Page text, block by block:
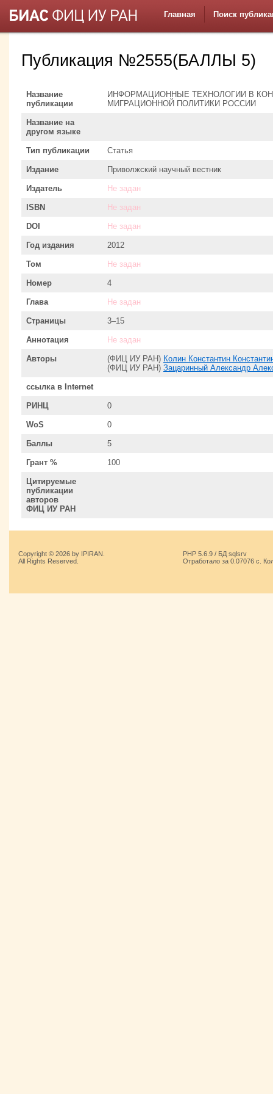
Главная Поиск
Публикация №2555(БАЛЛЫ 5)
Название
публикации
ИНФОРМАЦИОННЫЕ ТЕХНОЛОГИИ В
МИГРАЦИОННОЙ ПОЛИТИКИ РОССИИ
Название на
другом языке
Тип публикации Статья
Издание Приволжский научный вестник
Издатель Не задан
ISBN Не задан
DOI Не задан
Год издания 2012
Том Не задан
Номер 4
Глава Не задан
Страницы 3–15
Аннотация Не задан
Авторы (ФИЦ ИУ РАН) Колин Константин
(ФИЦ ИУ РАН) Зацаринный Александр
ссылка в Internet
РИНЦ 0
WoS 0
Баллы 5
Грант % 100
Цитируемые
публикации
авторов
ФИЦ ИУ РАН
Copyright © 2026 by IPIRAN.
All Rights Reserved.
PHP 5.6.9 / БД sqlsrv
Отработало за 0.07076 с.